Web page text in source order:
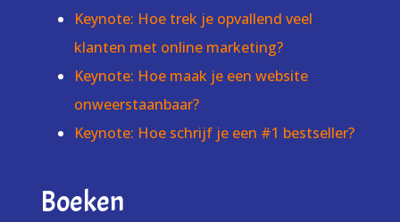
Keynote: Hoe trek je opvallend veel
klanten met online marketing?
Keynote: Hoe maak je een website
onweerstaanbaar?
Keynote: Hoe schrijf je een #1 bestseller?
Boeken